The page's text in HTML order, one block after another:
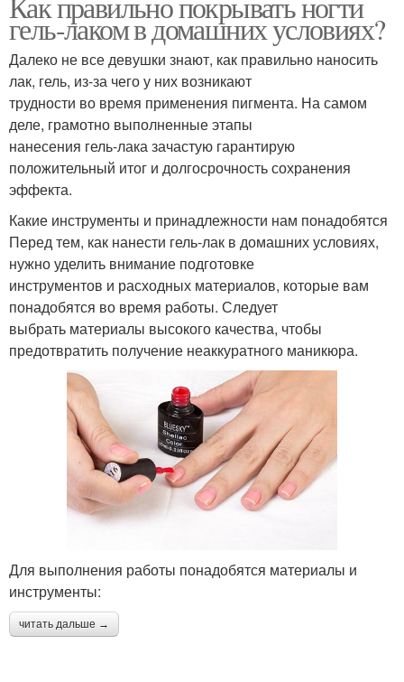
гель-лаком в домашних условиях?
Далеко не все девушки знают, как правильно наносить
лак, гель, из-за чего у них возникают
трудности во время применения пигмента. На самом
деле, грамотно выполненные этапы
нанесения гель-лака зачастую гарантирую
положительный итог и долгосрочность сохранения
эффекта.
Какие инструменты и принадлежности нам понадобятся
Перед тем, как нанести гель-лак в домашних условиях,
нужно уделить внимание подготовке
инструментов и расходных материалов, которые вам
понадобятся во время работы. Следует
выбрать материалы высокого качества, чтобы
предотвратить получение неаккуратного маникюра.
Для выполнения работы понадобятся материалы и
инструменты:
читать дальше →